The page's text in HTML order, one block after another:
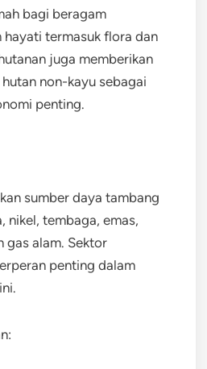
bagi beragam
hayati termasuk flora dan
juga memberikan
non-kayu sebagai
penting.
sumber daya tambang
nikel, tembaga, emas,
gas alam. Sektor
penting dalam